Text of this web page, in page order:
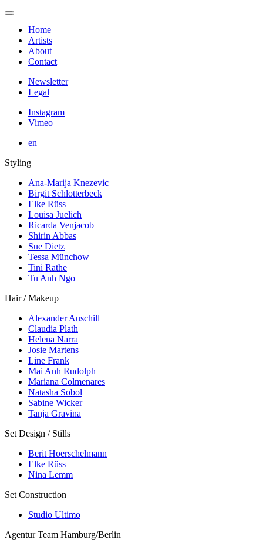
Home
Artists
About
Contact
Newsletter
Legal
Instagram
Vimeo
en
Styling
Ana-Marija Knezevic
Birgit Schlotterbeck
Elke Rüss
Louisa Juelich
Ricarda Venjacob
Shirin Abbas
Sue Dietz
Tessa Münchow
Tini Rathe
Tu Anh Ngo
Hair / Makeup
Alexander Auschill
Claudia Plath
Helena Narra
Josie Martens
Line Frank
Mai Anh Rudolph
Mariana Colmenares
Natasha Sobol
Sabine Wicker
Tanja Gravina
Set Design / Stills
Berit Hoerschelmann
Elke Rüss
Nina Lemm
Set Construction
Studio Ultimo
Agentur Team Hamburg/Berlin